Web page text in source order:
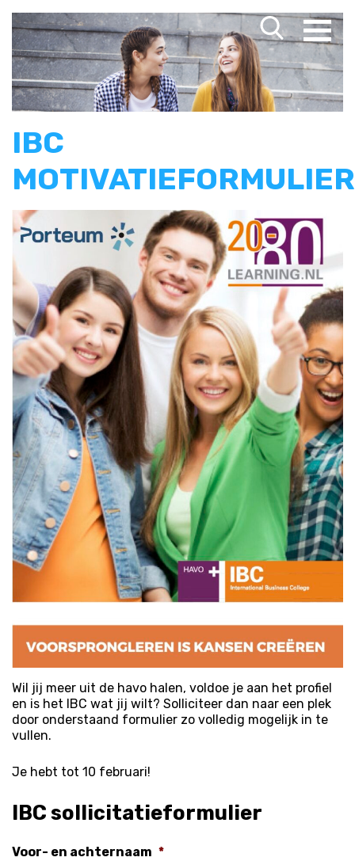
IBC
MOTIVATIEFORMULIER
Wil jij meer uit de havo halen, voldoe je aan het profiel
en is het IBC wat jij wilt? Solliciteer dan naar een plek
door onderstaand formulier zo volledig mogelijk in te
vullen.
Je hebt tot 10 februari!
IBC sollicitatieformulier
Voor- en achternaam *